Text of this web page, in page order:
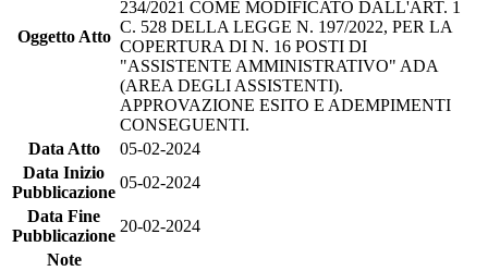
Oggetto Atto
234/2021 COME MODIFICATO DALL'ART. 1
C. 528 DELLA LEGGE N. 197/2022, PER LA
COPERTURA DI N. 16 POSTI DI
"ASSISTENTE AMMINISTRATIVO" ADA
(AREA DEGLI ASSISTENTI).
APPROVAZIONE ESITO E ADEMPIMENTI
CONSEGUENTI.
Data Atto
05-02-2024
Data Inizio
Pubblicazione
05-02-2024
Data Fine
Pubblicazione
20-02-2024
Note